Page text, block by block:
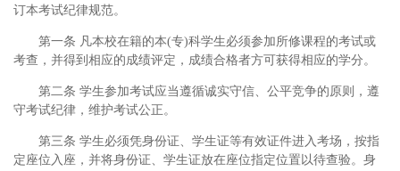
订本考试纪律规范。
第一条 凡本校在籍的本(专)科学生必须参加所修课程的考试或
考查，并得到相应的成绩评定，成绩合格者方可获得相应的学分。
第二条 学生参加考试应当遵循诚实守信、公平竞争的原则，遵
守考试纪律，维护考试公正。
第三条 学生必须凭身份证、学生证等有效证件进入考场，按指
定座位入座，并将身份证、学生证放在座位指定位置以待查验。身